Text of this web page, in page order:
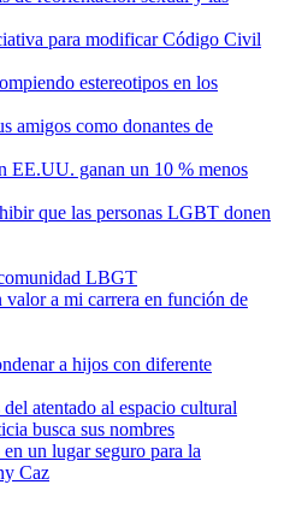
para modificar Código Civil
estereotipos en los
amigos como donantes de
EE.UU. ganan un 10 % menos
que las personas LGBT donen
LBGT
valor a mi carrera en función de
a hijos con diferente
atentado al espacio cultural
busca sus nombres
un lugar seguro para la
Caz